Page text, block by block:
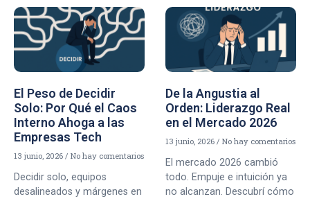
El Peso de Decidir
Solo: Por Qué el Caos
Interno Ahoga a las
Empresas Tech
13 junio, 2026 No hay comentarios
Decidir solo, equipos
desalineados y márgenes en
De la Angustia al
Orden: Liderazgo Real
en el Mercado 2026
13 junio, 2026 No hay comentarios
El mercado 2026 cambió
todo. Empuje e intuición ya
no alcanzan. Descubrí cómo